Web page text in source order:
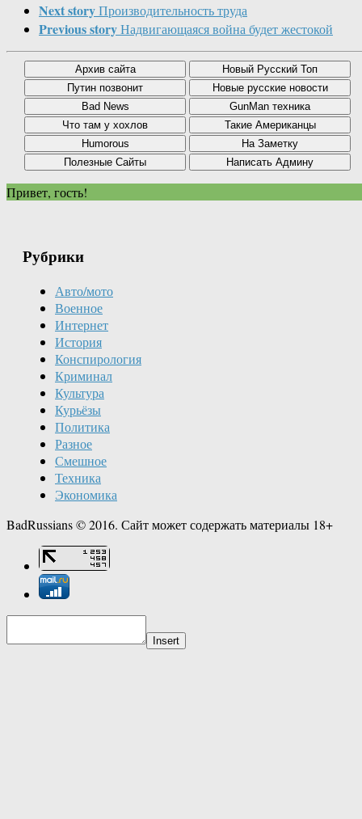
Next storyПроизводительность труда
Previous storyНадвигающаяся война будет жестокой
Привет, гость!
Рубрики
Авто/мото
Военное
Интернет
История
Конспирология
Криминал
Культура
Курьёзы
Политика
Разное
Смешное
Техника
Экономика
BadRussians © 2016. Сайт может содержать материалы 18+
Insert